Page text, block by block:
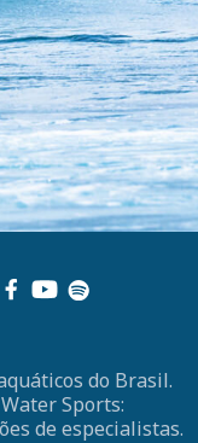
do Brasil.
Sports:
de especialistas.